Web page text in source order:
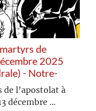
de
2025
- Notre-
l’apostolat à
décembre ...